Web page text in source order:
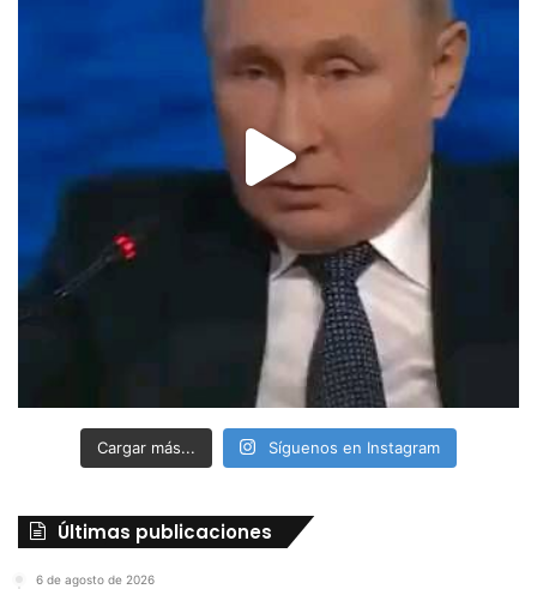
Cargar más... Síguenos en Instagram
Últimas publicaciones
6 de agosto de 2026